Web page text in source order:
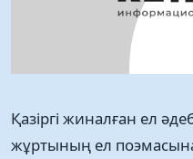
Қазіргі жиналған ел
жұртының ел